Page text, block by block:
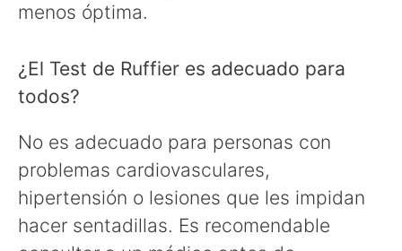
menos óptima.
¿El Test de Ruffier es adecuado para
todos?
No es adecuado para personas con
problemas cardiovasculares,
hipertensión o lesiones que les impidan
hacer sentadillas. Es recomendable